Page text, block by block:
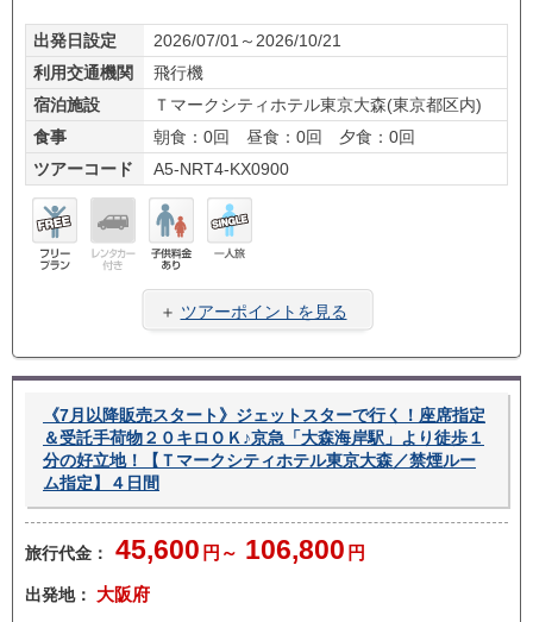
出発日設定
2026/07/01～2026/10/21
利用交通機関
飛行機
宿泊施設
Ｔマークシティホテル東京大森(東京都区内)
食事
朝食：0回 昼食：0回 夕食：0回
ツアーコード
A5-NRT4-KX0900
料金
旅
＋ ツアーポイントを見る
《7月以降販売スタート》ジェットスターで行く！座席指定
＆受託手荷物２０キロＯＫ♪京急「大森海岸駅」より徒歩１
分の好立地！【Ｔマークシティホテル東京大森／禁煙ルー
ム指定】４日間
旅行代金： 45,600 円～ 106,800 円
出発地： 大阪府